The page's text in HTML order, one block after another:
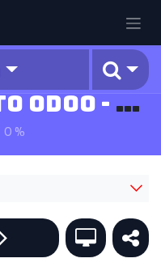
Curso Completo Odoo - v18
0 %